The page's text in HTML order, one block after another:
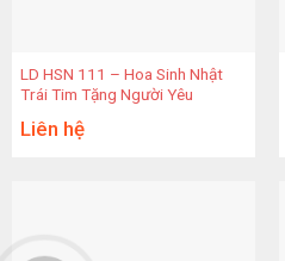
LD HSN 111 – Hoa Sinh Nhật
Trái Tim Tặng Người Yêu
Liên hệ